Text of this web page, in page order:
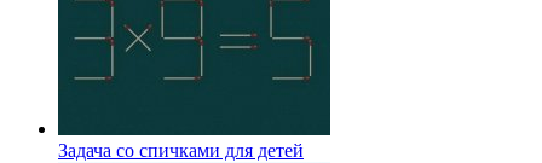
Задача со спичками для детей